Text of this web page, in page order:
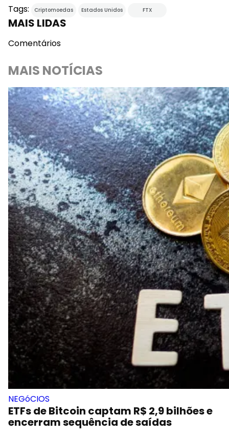
Tags: Criptomoedas Estados Unidos FTX
MAIS LIDAS
Comentários
MAIS NOTÍCIAS
NEGóCIOS
ETFs de Bitcoin captam R$ 2,9 bilhões e
encerram sequência de saídas